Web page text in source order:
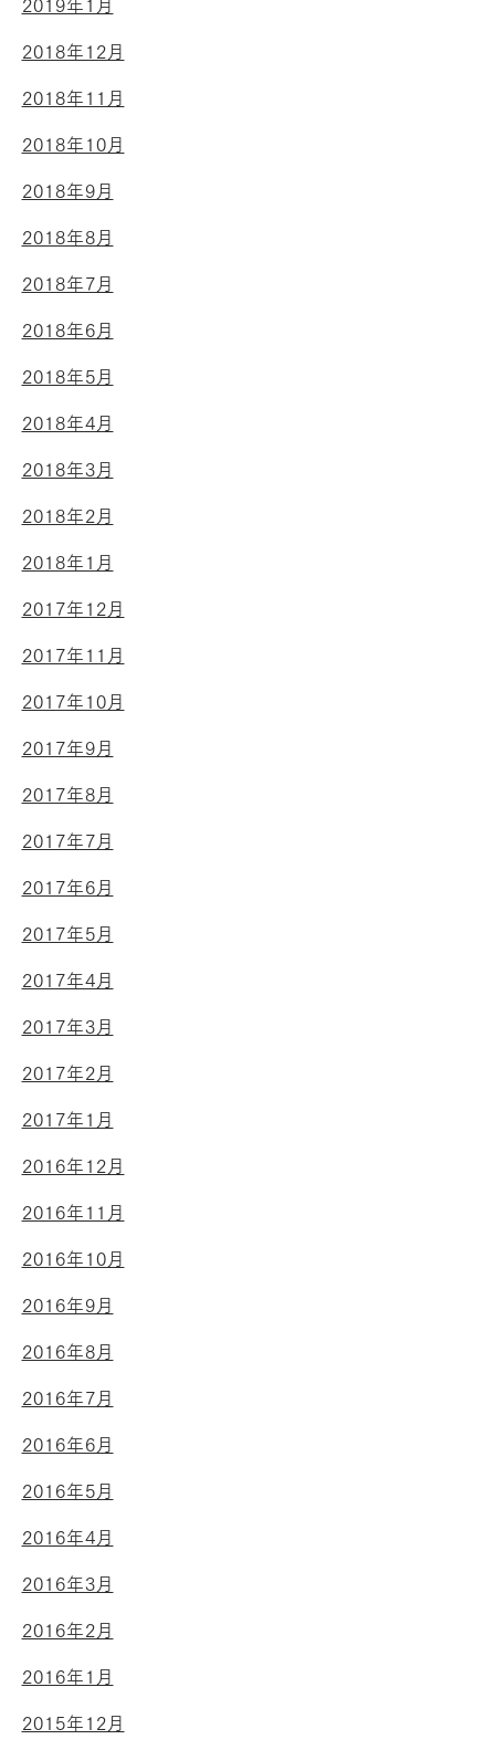
2019年1月
2018年12月
2018年11月
2018年10月
2018年9月
2018年8月
2018年7月
2018年6月
2018年5月
2018年4月
2018年3月
2018年2月
2018年1月
2017年12月
2017年11月
2017年10月
2017年9月
2017年8月
2017年7月
2017年6月
2017年5月
2017年4月
2017年3月
2017年2月
2017年1月
2016年12月
2016年11月
2016年10月
2016年9月
2016年8月
2016年7月
2016年6月
2016年5月
2016年4月
2016年3月
2016年2月
2016年1月
2015年12月